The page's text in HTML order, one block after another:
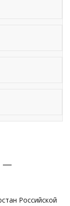
—
Российской